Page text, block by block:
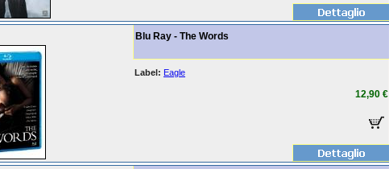
Blu Ray - The Words
Label: Eagle
12,90 €